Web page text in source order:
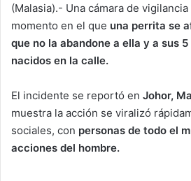
(Malasia).- Una cámara de
momento en el que una perrita se
que no la abandone a ella y a sus
nacidos en la calle.
El incidente se reportó en Johor,
muestra la acción se viralizó
sociales, con personas de todo el
acciones del hombre.